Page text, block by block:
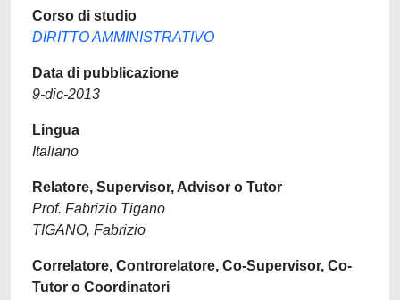
Corso di studio
DIRITTO AMMINISTRATIVO
Data di pubblicazione
9-dic-2013
Lingua
Italiano
Relatore, Supervisor, Advisor o Tutor
Prof. Fabrizio Tigano
TIGANO, Fabrizio
Correlatore, Controrelatore, Co-Supervisor, Co-
Tutor o Coordinatori